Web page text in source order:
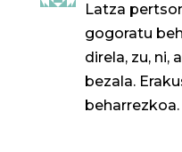
Latza
gogoratu
direla, zu, ni,
bezala.
beharrezkoa.